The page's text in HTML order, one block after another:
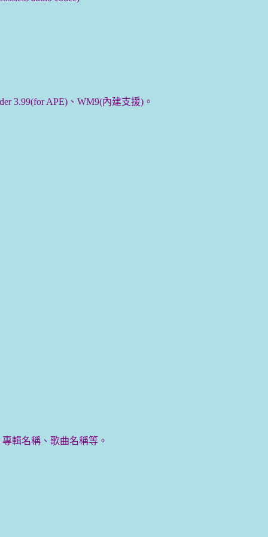
3.99(for APE)、WM9(內建支援)。
輯名稱、歌曲名稱等。